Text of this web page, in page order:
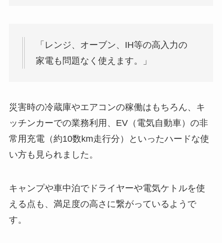
「レンジ、オーブン、IH等の高入力の
家電も問題なく使えます。」
災害時の冷蔵庫やエアコンの稼働はもちろん、キ
ッチンカーでの業務利用、EV（電気自動車）の非
常用充電（約10数km走行分）といったハードな使
い方も見られました。
キャンプや車中泊でドライヤーや電気ケトルを使
える点も、満足度の高さに繋がっているようで
す。